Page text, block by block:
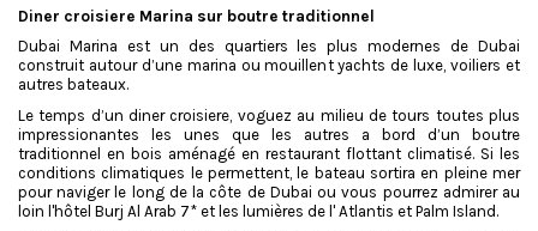
Diner croisiere Marina sur boutre traditionnel
Dubai Marina est un des quartiers les plus modernes de Dubai
construit autour d’une marina ou mouillent yachts de luxe, voiliers et
autres bateaux.
Le temps d’un diner croisiere, voguez au milieu de tours toutes plus
impressionantes les unes que les autres a bord d’un boutre
traditionnel en bois aménagé en restaurant flottant climatisé. Si les
conditions climatiques le permettent, le bateau sortira en pleine mer
pour naviger le long de la côte de Dubai ou vous pourrez admirer au
loin l'hôtel Burj Al Arab 7* et les lumières de l' Atlantis et Palm Island.